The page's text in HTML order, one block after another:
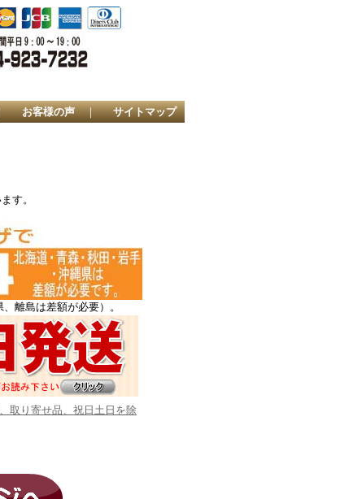
お客様の声 ｜ サイトマップ
す。
離島は差額が必要）。
取り寄せ品、祝日土日を除